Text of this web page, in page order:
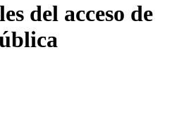
del acceso de